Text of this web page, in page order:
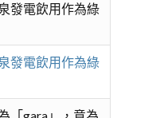
發電飲用作為綠
發電飲用作為綠